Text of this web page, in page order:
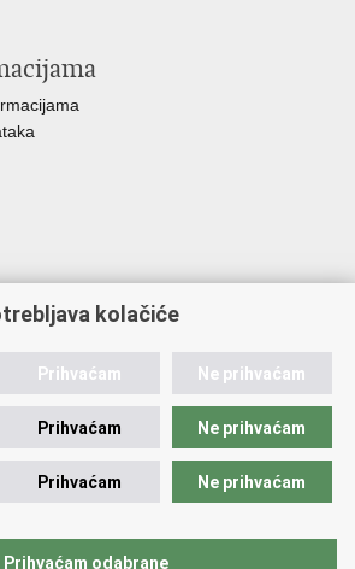
točka za Republiku Hrvatsku
kolačiće
Prihvaćam Ne prihvaćam
Prihvaćam Ne prihvaćam
Prihvaćam Ne prihvaćam
Prihvaćam odabrane